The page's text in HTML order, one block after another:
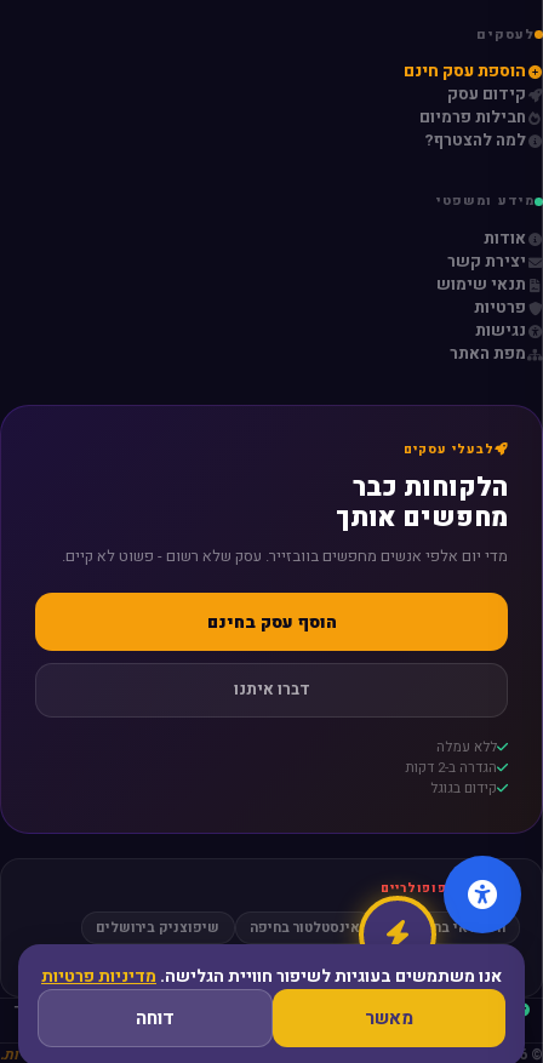
לעסקים
הוספת עסק חינם
קידום עסק
חבילות פרמיום
למה להצטרף?
מידע ומשפטי
אודות
יצירת קשר
תנאי שימוש
פרטיות
נגישות
מפת האתר
לבעלי עסקים
הלקוחות כבר
מחפשים אותך
מדי יום אלפי אנשים מחפשים בוובזייר. עסק שלא רשום - פשוט לא קיים.
הוסף עסק בחינם
דברו איתנו
ללא עמלה
הגדרה ב-2 דקות
קידום בגוגל
חיפושים פופולריים
חשמלאי בתל אביב אינסטלטור בחיפה
שיפוצניק בירושלים
עסקים מאומתים ביקורות אמיתיות פריסה ארצית
ללא תיווך
מאובטח ופרטי
© 2026 WeBezier Index Israel - כל הזכויות שמורות
פלטפורמה. קהילה. הזדמנויות.
אנו משתמשים בעוגיות לשיפור חוויית הגלישה. מדיניות פרטיות
מאשר דוחה